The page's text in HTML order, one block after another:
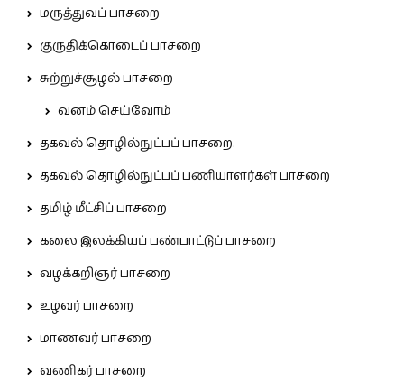
மருத்துவப் பாசறை
குருதிக்கொடைப் பாசறை
சுற்றுச்சூழல் பாசறை
வனம் செய்வோம்
தகவல் தொழில்நுட்பப் பாசறை.
தகவல் தொழில்நுட்பப் பணியாளர்கள் பாசறை
தமிழ் மீட்சிப் பாசறை
கலை இலக்கியப் பண்பாட்டுப் பாசறை
வழக்கறிஞர் பாசறை
உழவர் பாசறை
மாணவர் பாசறை
வணிகர் பாசறை